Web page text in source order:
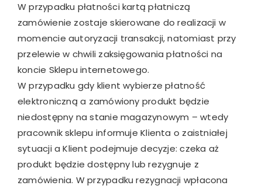
W przypadku płatności kartą płatniczą
zamówienie zostaje skierowane do realizacji w
momencie autoryzacji transakcji, natomiast przy
przelewie w chwili zaksięgowania płatności na
koncie Sklepu internetowego.
W przypadku gdy klient wybierze płatność
elektroniczną a zamówiony produkt będzie
niedostępny na stanie magazynowym – wtedy
pracownik sklepu informuje Klienta o zaistniałej
sytuacji a Klient podejmuje decyzje: czeka aż
produkt będzie dostępny lub rezygnuje z
zamówienia. W przypadku rezygnacji wpłacona